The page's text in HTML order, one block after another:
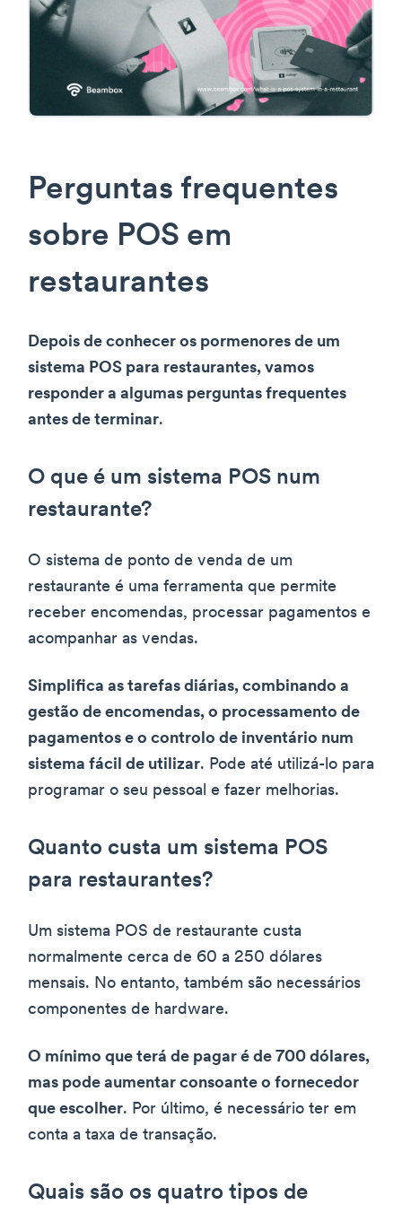
Perguntas frequentes
sobre POS em
restaurantes
Depois de conhecer os pormenores de um
sistema POS para restaurantes, vamos
responder a algumas perguntas frequentes
antes de terminar.
O que é um sistema POS num
restaurante?
O sistema de ponto de venda de um
restaurante é uma ferramenta que permite
receber encomendas, processar pagamentos e
acompanhar as vendas.
Simplifica as tarefas diárias, combinando a
gestão de encomendas, o processamento de
pagamentos e o controlo de inventário num
sistema fácil de utilizar. Pode até utilizá-lo para
programar o seu pessoal e fazer melhorias.
Quanto custa um sistema POS
para restaurantes?
Um sistema POS de restaurante custa
normalmente cerca de 60 a 250 dólares
mensais. No entanto, também são necessários
componentes de hardware.
O mínimo que terá de pagar é de 700 dólares,
mas pode aumentar consoante o fornecedor
que escolher. Por último, é necessário ter em
conta a taxa de transação.
Quais são os quatro tipos de